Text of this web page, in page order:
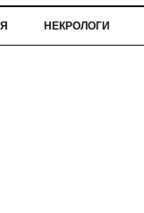
НЕКРОЛОГИ